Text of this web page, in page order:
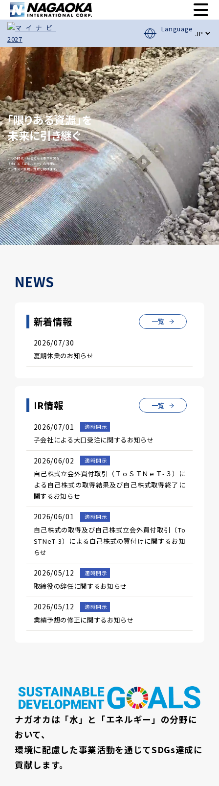
Language
「限りある資源」を
未来に引き継ぐ
いつの時代・社会でも必要不可欠な
「水」と「エネルギー」の未来に、
ビジネスで挑戦・貢献し続けます。
NEWS
新着情報 一覧
2026/07/30
夏期休業のお知らせ
IR情報 一覧
2026/07/01 適時開示
子会社による大口受注に関するお知らせ
2026/06/02 適時開示
自己株式立会外買付取引（ＴｏＳＴＮｅＴ-３）に
よる自己株式の取得結果及び自己株式取得終了に
関するお知らせ
2026/06/01 適時開示
自己株式の取得及び自己株式立会外買付取引（To
STNeT-3）による自己株式の買付けに関するお知
らせ
2026/05/12 適時開示
取締役の辞任に関するお知らせ
2026/05/12 適時開示
業績予想の修正に関するお知らせ
ナガオカは「水」と「エネルギー」の分野に
おいて、
環境に配慮した事業活動を通じてSDGs達成に
貢献します。